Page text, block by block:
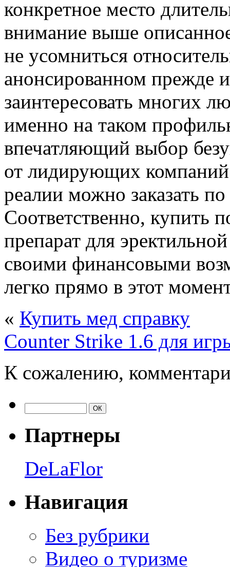
конкретное место
внимание выше
не усомниться
анонсированном прежде
заинтересовать многих
именно на таком
впечатляющий выбор
от лидирующих компаний
реалии можно заказать
Соответственно, купить
препарат для
своими финансовыми
легко прямо в этот
« Купить мед справку
Counter Strike 1.6 для
К сожалению,
Партнеры
DeLaFlor
Навигация
Без рубрики
Видео о туризме